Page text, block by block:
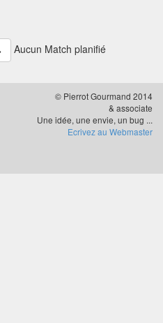
Aucun Match planifié
© Pierrot Gourmand 2014
& associate
Une idée, une envie, un bug ...
Ecrivez au Webmaster